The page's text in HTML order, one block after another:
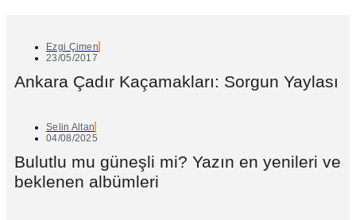
Ezgi Çimen
23/05/2017
Ankara Çadır Kaçamakları: Sorgun Yaylası
Selin Altan
04/08/2025
Bulutlu mu güneşli mi? Yazın en yenileri ve
beklenen albümleri